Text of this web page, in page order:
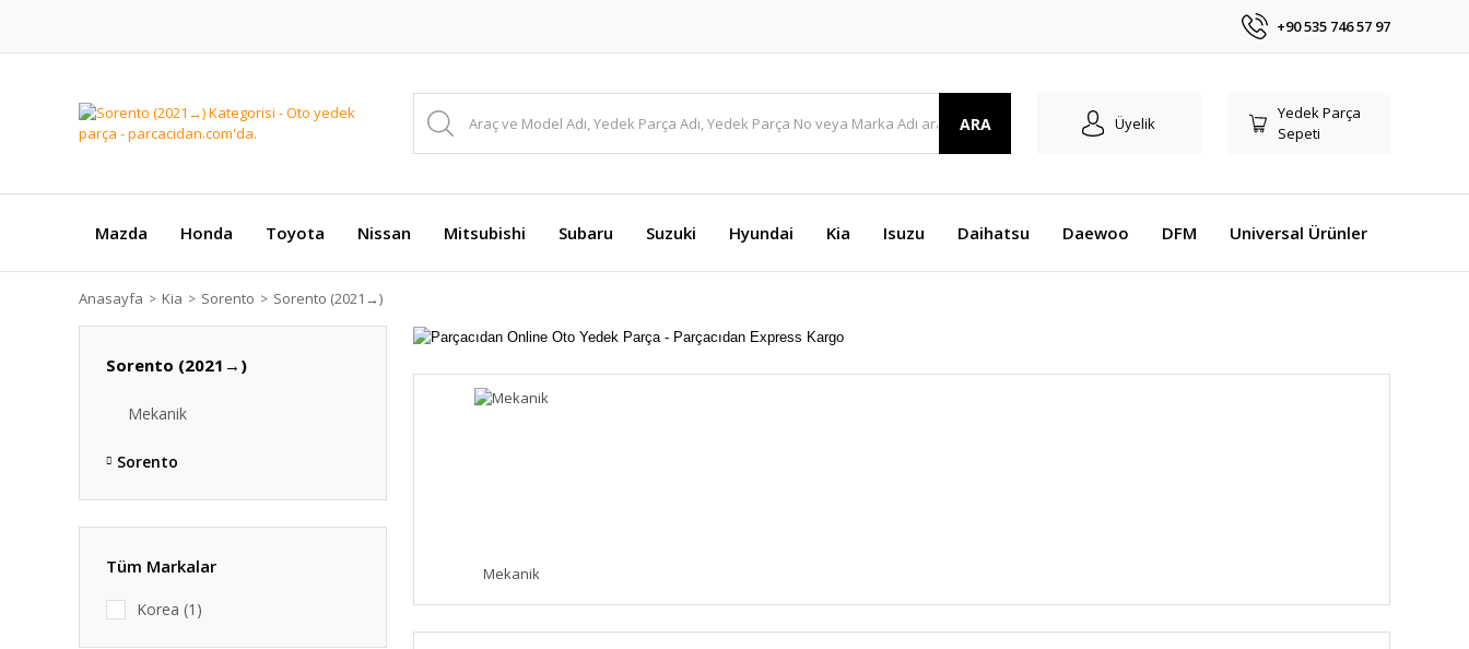
+90 535 746 57 97
ARA Üyelik
Yedek Parça
Sepeti
Mazda Honda Toyota Nissan Mitsubishi Subaru Suzuki Hyundai Kia Isuzu Daihatsu Daewoo DFM Universal Ürünler
Anasayfa Kia Sorento Sorento (2021→)
Sorento (2021→)
Mekanik
Sorento
Tüm Markalar
Korea (1)
Mekanik